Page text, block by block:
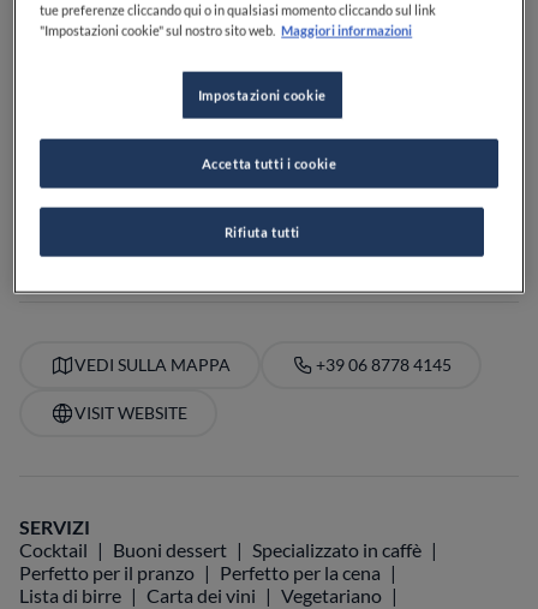
0 0 0 0 0
Via Sebastiano Veniero, 28/c00192RomaRM
Domenica,11:30-15:30, 18:30-23:00
VEDI ORARI
PREZZO
VEDI SULLA MAPPA +39 06 8778 4145
VISIT WEBSITE
SERVIZI
Cocktail
Buoni dessert
Specializzato in caffè
Perfetto per il pranzo
Perfetto per la cena
Lista di birre
Carta dei vini
Vegetariano
tue preferenze cliccando qui o in qualsiasi momento cliccando sul link
"Impostazioni cookie" sul nostro sito web. Maggiori informazioni
Impostazioni cookie
Rifiuta tutti
Accetta tutti i cookie